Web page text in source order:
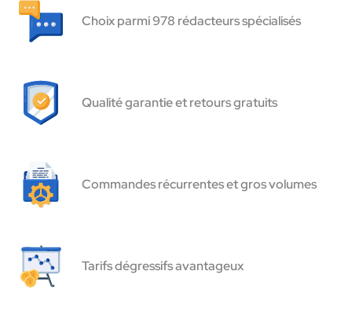
Choix parmi 978 rédacteurs spécialisés
Qualité garantie et retours gratuits
Commandes récurrentes et gros volumes
Tarifs dégressifs avantageux